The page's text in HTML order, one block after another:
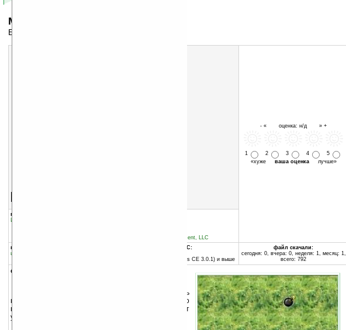
Mole Position v1.0
Бег на выживание
- « оценка: н/д » +
1 2 3 4
5
«хуже ваша оценкалучше»
группы программы:
Игры
J & B Scheffler Development, LLC
программа:
шареварная
совместима с Pocket PC:
Pocket PC 2002 (Windows CE 3.0.1) и выше
файл скачали:
сегодня: 0, вчера: 0, неделя: 1, месяц: 1,
всего: 792
описание:
В этой игре Вашему герою нужно развивать
наибольшую скорость для того чтобы выжить. По
пути движения нужно собирать флажки (они дают
ускорение) и избегать ловушек.